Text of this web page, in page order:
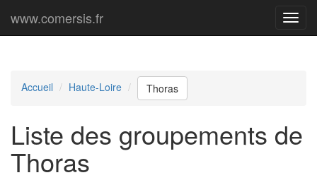
Menu
www.comersis.fr
Accueil Haute-Loire Thoras
Liste des groupements de
Thoras